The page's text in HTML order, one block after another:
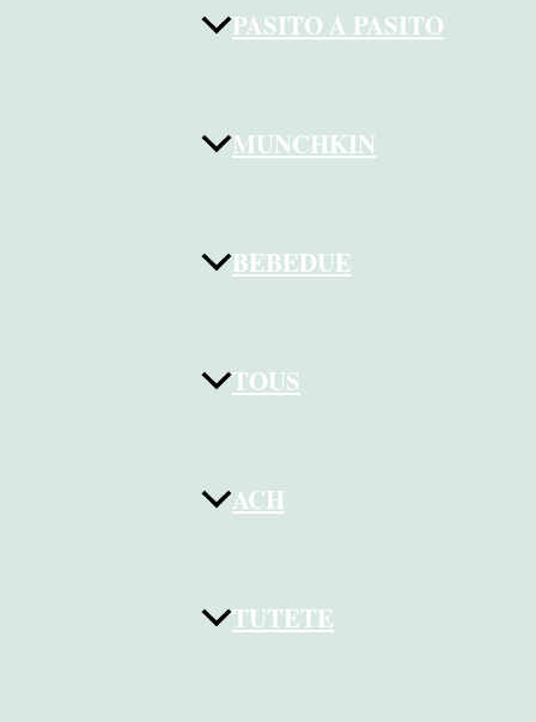
PASITO A PASITO
MUNCHKIN
BEBEDUE
TOUS
ACH
TUTETE